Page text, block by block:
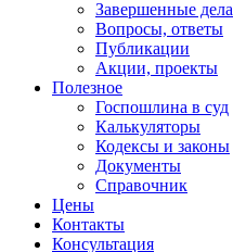
Завершенные дела
Вопросы, ответы
Публикации
Акции, проекты
Полезное
Госпошлина в суд
Калькуляторы
Кодексы и законы
Документы
Справочник
Цены
Контакты
Консультация